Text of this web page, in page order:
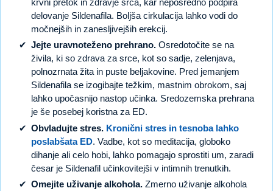
delovanje Sildenafila. Boljša cirkulacija lahko vodi do
močnejših in zanesljivejših erekcij.
Jejte uravnoteženo prehrano. Osredotočite se na
živila, ki so zdrava za srce, kot so sadje, zelenjava,
polnozrnata žita in puste beljakovine. Pred jemanjem
Sildenafila se izogibajte težkim, mastnim obrokom, saj
lahko upočasnijo nastop učinka. Sredozemska prehrana
je še posebej koristna za ED.
Obvladujte stres. Kronični stres in tesnoba lahko
poslabšata ED. Vadbe, kot so meditacija, globoko
dihanje ali celo hobi, lahko pomagajo sprostiti um, zaradi
česar je Sildenafil učinkovitejši v intimnih trenutkih.
Omejite uživanje alkohola. Zmerno uživanje alkohola